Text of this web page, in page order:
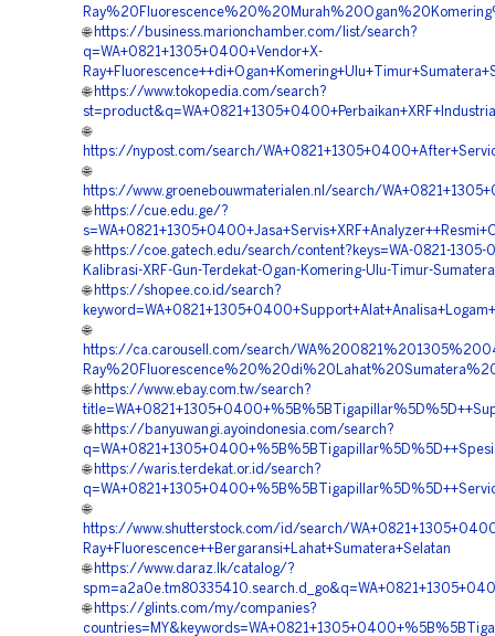
🌐 https://business.marionchamber.com/list/search?
q=WA+0821+1305+0400+Vendor+X-
🌐 https://www.tokopedia.com/search?
🌐
https://nypost.com/search/
🌐
https://www.groenebouwmaterialen.nl/search/
🌐 https://cue.edu.ge/?
🌐 https://coe.gatech.edu/search/content?keys=WA-0821-1305-
Kalibrasi-XRF-Gun-Terdekat-Ogan-Komering-Ulu-Timur-
🌐 https://shopee.co.id/search?
🌐
https://ca.carousell.com/search/
🌐 https://www.ebay.com.tw/search?
🌐 https://banyuwangi.ayoindonesia.com/search?
🌐 https://waris.terdekat.or.id/search?
🌐
https://www.shutterstock.com/id/search/
Ray+Fluorescence++Bergaransi+Lahat+Sumatera+Selatan
🌐 https://www.daraz.lk/catalog/?
🌐 https://glints.com/my/companies?